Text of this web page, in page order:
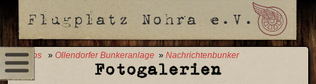
Fotogalerien
0 Fotos » Ollendorfer Bunkeranlage » Nachrichtenbunker